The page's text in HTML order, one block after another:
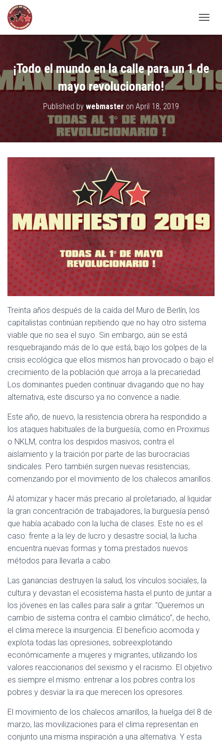
¡Todo el mundo en la calle para un 1 de
mayo revolucionario!
Published by webmaster on April 18, 2019
Treinta años después de la caída del Muro de Berlín, los
capitalistas continúan repitiendo que no hay otro sistema
viable que no sea el suyo. Sin embargo, aún se está
resquebrajando más de lo que está, bajo los golpes de la
crisis ecológica que ellos mismos han provocado o bajo el
crecimiento de la población que arroja a la precariedad.
Los dominantes pueden continuar divagando que no hay
alternativa, este discurso ya no convence a nadie.
Este año, de nuevo, la resistencia obrera ha respondido a
los ataques habituales de la burguesía, como en Proximus
o NKLM, contra los despidos masivos, contra el
aislamiento y la traición por parte de las burocracias
sindicales. Pero también surgen nuevas resistencias,
comenzando por el movimiento de los chalecos amarillos.
Al atomizar y hacer más precario al proletariado, al liquidar
la gran concentración de trabajadores, la burguesía pensó
que había acabado con la lucha de clases. Este no es el
caso: frente a la ley de lucro y desastre social, la lucha
encuentra nuevas formas y toma prestados nuevos
métodos para llevarla a cabo.
Las ganancias destruyen la salud, los vínculos sociales, la
cultura y devastan el ecosistema hasta el punto de juntar a
los jóvenes en las calles para salir a gritar: “Queremos un
cambio de sistema contra el cambio climático”, de hecho,
el clima merece la insurgencia. El beneficio acomoda y
explota todas las opresiones, sobreexplotando
económicamente a mujeres y migrantes, utilizando los
valores reaccionarios del sexismo y el racismo. El objetivo
es siempre el mismo: entrenar a los pobres contra los
pobres y desviar la ira que merecen los opresores.
El movimiento de los chalecos amarillos, la huelga del 8 de
marzo, las movilizaciones para el clima representan en
conjunto una misma inspiración a una alternativa. Y esta